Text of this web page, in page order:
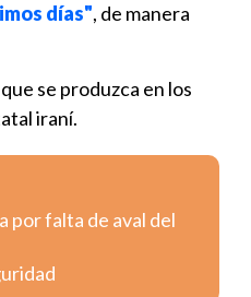
días", de manera
se produzca en los
iraní.
por falta de aval del